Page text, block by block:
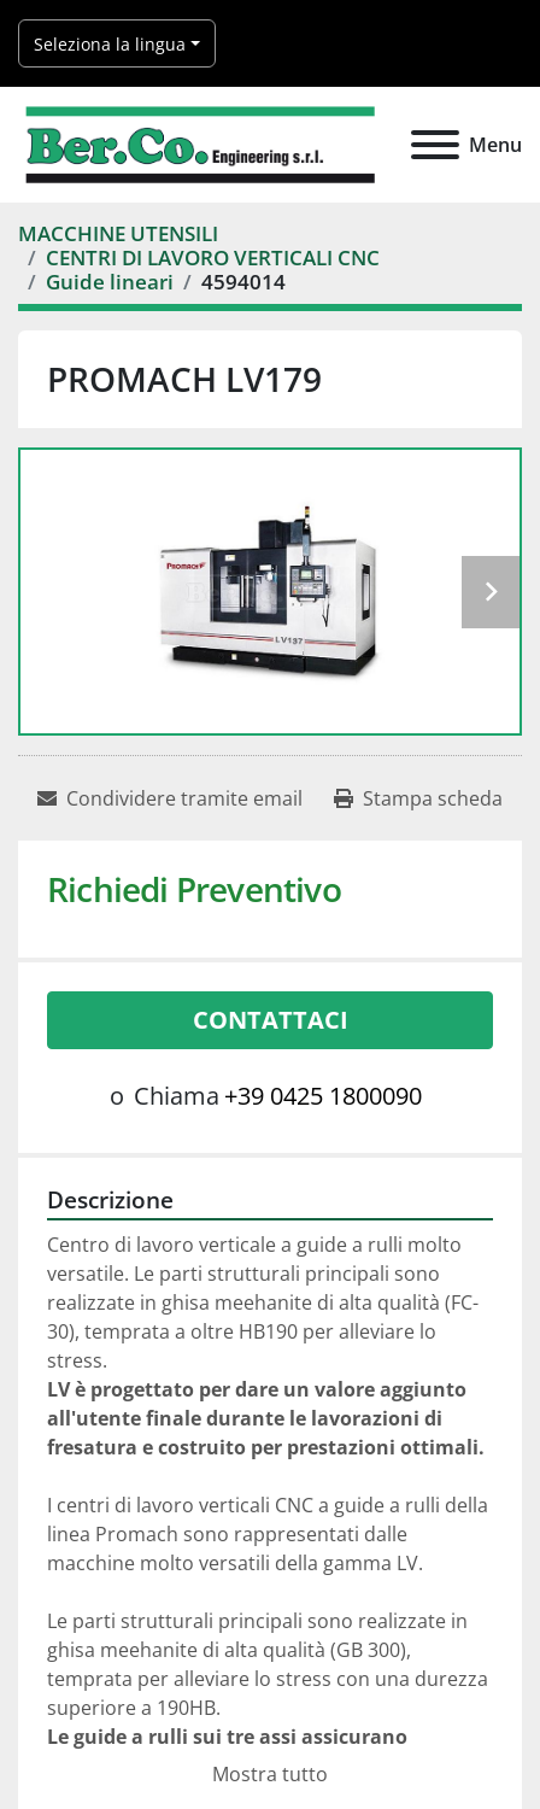
Seleziona la lingua
Menu
MACCHINE UTENSILI
CENTRI DI LAVORO VERTICALI CNC
Guide lineari
4594014
PROMACH LV179
Condividere tramite email Stampa scheda
Richiedi Preventivo
CONTATTACI
o Chiama +39 0425 1800090
Descrizione
Centro di lavoro verticale a guide a rulli molto
versatile. Le parti strutturali principali sono
realizzate in ghisa meehanite di alta qualità (FC-
30), temprata a oltre HB190 per alleviare lo
LV è progettato per dare un valore aggiunto
all'utente finale durante le lavorazioni di
fresatura e costruito per prestazioni ottimali.
I centri di lavoro verticali CNC a guide a rulli della
linea Promach sono rappresentati dalle
macchine molto versatili della gamma LV.
Le parti strutturali principali sono realizzate in
ghisa meehanite di alta qualità (GB 300),
temprata per alleviare lo stress con una durezza
Le guide a rulli sui tre assi assicurano
movimenti rapidi e regolari.
Mostra tutto